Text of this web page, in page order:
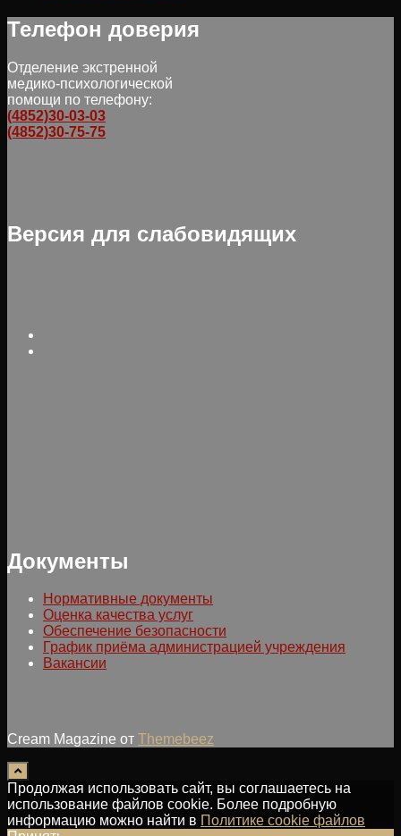
Телефон доверия
Отделение экстренной
медико-психологической
помощи по телефону:
(4852)30-03-03
(4852)30-75-75
Версия для слабовидящих
Документы
Нормативные документы
Оценка качества услуг
Обеспечение безопасности
График приёма администрацией учреждения
Вакансии
Cream Magazine от Themebeez
Продолжая использовать сайт, вы соглашаетесь на
использование файлов cookie. Более подробную
информацию можно найти в Политике cookie файлов